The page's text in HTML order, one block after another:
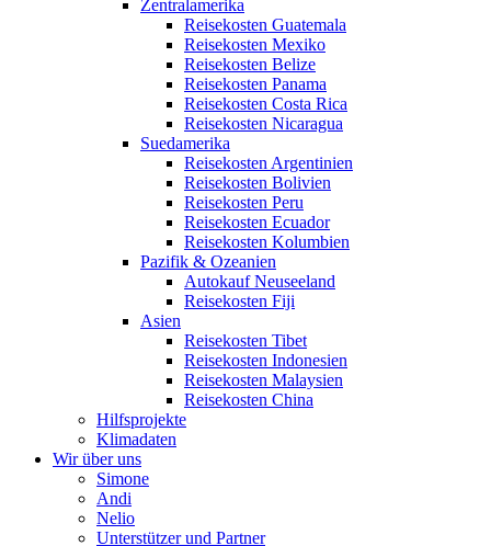
Zentralamerika
Reisekosten Guatemala
Reisekosten Mexiko
Reisekosten Belize
Reisekosten Panama
Reisekosten Costa Rica
Reisekosten Nicaragua
Suedamerika
Reisekosten Argentinien
Reisekosten Bolivien
Reisekosten Peru
Reisekosten Ecuador
Reisekosten Kolumbien
Pazifik & Ozeanien
Autokauf Neuseeland
Reisekosten Fiji
Asien
Reisekosten Tibet
Reisekosten Indonesien
Reisekosten Malaysien
Reisekosten China
Hilfsprojekte
Klimadaten
Wir über uns
Simone
Andi
Nelio
Unterstützer und Partner